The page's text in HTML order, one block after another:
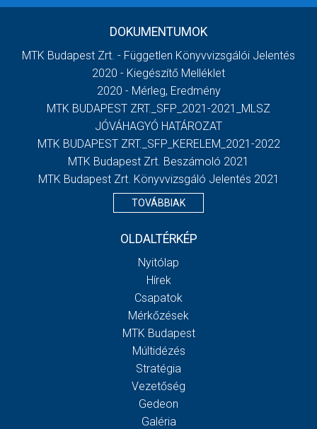
DOKUMENTUMOK
MTK Budapest Zrt. - Független Könyvvizsgálói Jelentés
2020 - Kiegészítő Melléklet
2020 - Mérleg, Eredmény
MTK BUDAPEST ZRT._SFP_2021-2021_MLSZ
JÓVÁHAGYÓ HATÁROZAT
MTK BUDAPEST ZRT._SFP_KERELEM_2021-2022
MTK Budapest Zrt. Beszámoló 2021
MTK Budapest Zrt. Könyvvizsgáló Jelentés 2021
TOVÁBBIAK
OLDALTÉRKÉP
Nyitólap
Hírek
Csapatok
Mérkőzések
MTK Budapest
Múltidézés
Stratégia
Vezetőség
Gedeon
Galéria